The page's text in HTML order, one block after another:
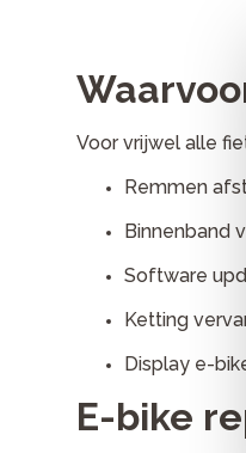
Voor vrijwel alle
Remmen
Binnenband
Software
Ketting
Display e-
E-bike